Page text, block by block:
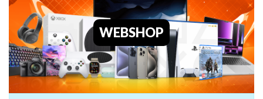
WEBSHOP